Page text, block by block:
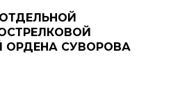
ОТДЕЛЬНОЙ
ОРДЕНА СУВОРОВА